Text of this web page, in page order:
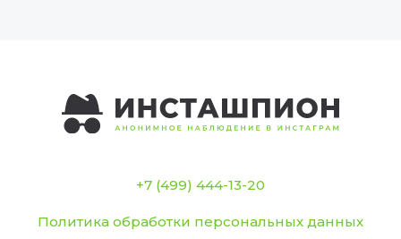
+7 (499) 444-13-20
Политика обработки персональных данных